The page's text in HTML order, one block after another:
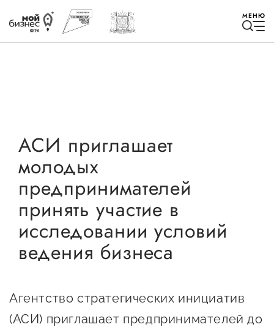
МЕНЮ
Избранное
Быть в курсе
Истории успеха
Мероприятия
Новости
Социальные сети "Мой
Бизнес Югра"
АСИ приглашает
молодых
предпринимателей
принять участие в
исследовании условий
ведения бизнеса
Агентство стратегических инициатив
(АСИ) приглашает предпринимателей до